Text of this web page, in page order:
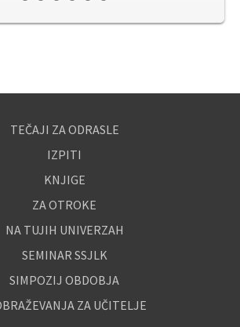
TEČAJI ZA ODRASLE
IZPITI
KNJIGE
ZA OTROKE
NA TUJIH UNIVERZAH
SEMINAR SSJLK
SIMPOZIJ OBDOBJA
ZA UČITELJE